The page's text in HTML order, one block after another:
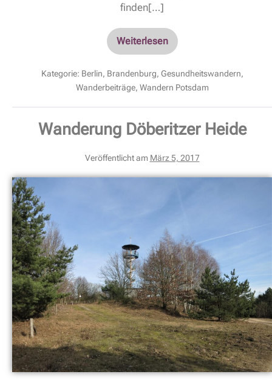
finden[…]
Weiterlesen
Kategorie: Berlin, Brandenburg, Gesundheitswandern,
Wanderbeiträge, Wandern Potsdam
Wanderung Döberitzer Heide
Veröffentlicht am März 5, 2017